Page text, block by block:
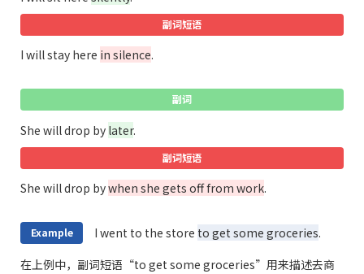
副词短语
I will stay here in silence.
副词
She will drop by later.
副词短语
She will drop bywhen she gets off from work.
Example I went to the store to get some groceries.
在上例中，副词短语“to get some groceries”用来描述去商